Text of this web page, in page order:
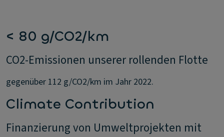
< 80 g/CO2/km
CO2-Emissionen unserer rollenden Flotte
gegenüber 112 g/CO2/km im Jahr 2022.
Climate Contribution
Finanzierung von Umweltprojekten mit